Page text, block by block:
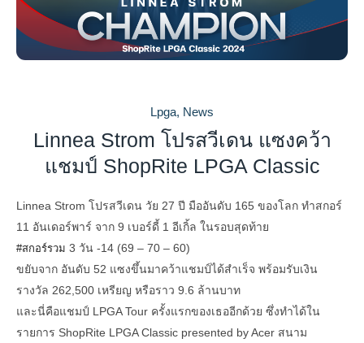
Lpga, News
Linnea Strom โปรสวีเดน แซงคว้า
แชมป์ ShopRite LPGA Classic
Linnea Strom โปรสวีเดน วัย 27 ปี มืออันดับ 165 ของโลก ทำสกอร์
11 อันเดอร์พาร์ จาก 9 เบอร์ดี้ 1 อีเกิ้ล ในรอบสุดท้าย
#สกอร์รวม 3 วัน -14 (69 – 70 – 60)
ขยับจาก อันดับ 52 แซงขึ้นมาคว้าแชมป์ได้สำเร็จ พร้อมรับเงิน
รางวัล 262,500 เหรียญ หรือราว 9.6 ล้านบาท
และนี่คือแชมป์ LPGA Tour ครั้งแรกของเธออีกด้วย ซึ่งทำได้ใน
รายการ ShopRite LPGA Classic presented by Acer สนาม